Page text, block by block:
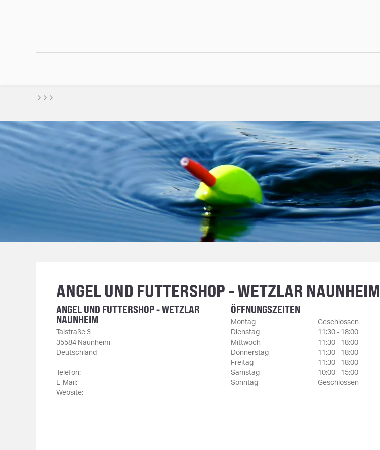
ANGEL UND FUTTERSHOP - WETZLAR NAUNHEIM
ANGEL UND FUTTERSHOP - WETZLAR
NAUNHEIM
Talstraße 3
35584 Naunheim
Deutschland
Telefon:
E-Mail:
Website:
ÖFFNUNGSZEITEN
Montag
Geschlossen
Dienstag
11:30 - 18:00
Mittwoch
11:30 - 18:00
Donnerstag
11:30 - 18:00
Freitag
11:30 - 18:00
Samstag
10:00 - 15:00
Sonntag
Geschlossen